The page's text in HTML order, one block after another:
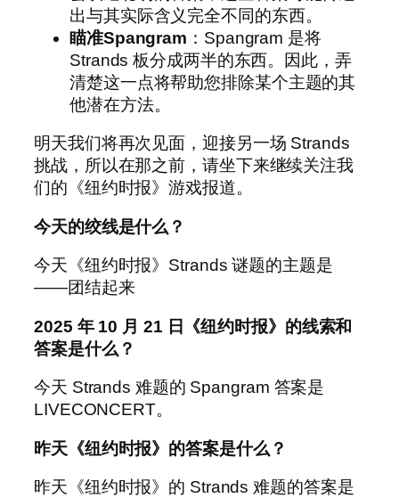
出与其实际含义完全不同的东西。
瞄准Spangram ：Spangram 是将
Strands 板分成两半的东西。因此，弄
清楚这一点将帮助您排除某个主题的其
他潜在方法。
明天我们将再次见面，迎接另一场 Strands
挑战，所以在那之前，请坐下来继续关注我
们的《纽约时报》游戏报道。
今天的绞线是什么？
今天《纽约时报》Strands 谜题的主题是
——团结起来
2025 年 10 月 21 日《纽约时报》的线索和
答案是什么？
今天 Strands 难题的 Spangram 答案是
LIVECONCERT。
昨天《纽约时报》的答案是什么？
昨天《纽约时报》的 Strands 难题的答案是